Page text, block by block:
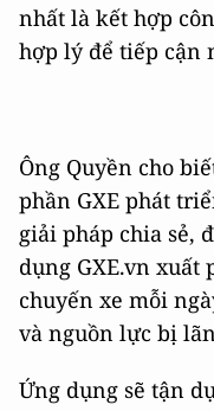
nhất là kết hợp
hợp lý để tiếp cận
Ông Quyền cho
phần GXE phát
giải pháp chia sẻ,
dụng GXE.vn
chuyến xe mỗi
và nguồn lực bị
Ứng dụng sẽ tận